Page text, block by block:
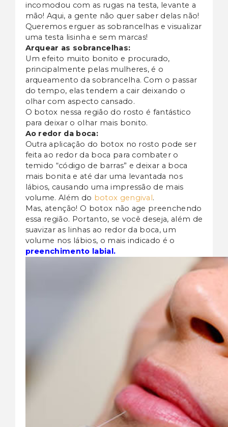
incomodou com as rugas na testa, levante a
mão! Aqui, a gente não quer saber delas não!
Queremos erguer as sobrancelhas e visualizar
uma testa lisinha e sem marcas!
Arquear as sobrancelhas:
Um efeito muito bonito e procurado,
principalmente pelas mulheres, é o
arqueamento da sobrancelha. Com o passar
do tempo, elas tendem a cair deixando o
olhar com aspecto cansado.
O botox nessa região do rosto é fantástico
para deixar o olhar mais bonito.
Ao redor da boca:
Outra aplicação do botox no rosto pode ser
feita ao redor da boca para combater o
temido “código de barras” e deixar a boca
mais bonita e até dar uma levantada nos
lábios, causando uma impressão de mais
volume. Além do botox gengival.
Mas, atenção! O botox não age preenchendo
essa região. Portanto, se você deseja, além de
suavizar as linhas ao redor da boca, um
volume nos lábios, o mais indicado é o
preenchimento labial.